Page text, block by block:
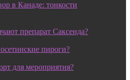
в Канаде: тонкости
препарат Саксенда?
пироги?
для мероприятия?